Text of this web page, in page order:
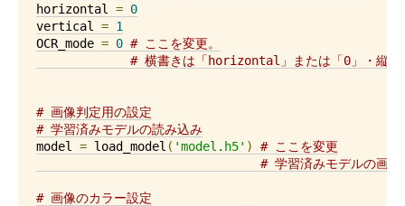
horizontal = 0
vertical = 1
OCR_mode = 0 # ここを変更。
# 横書きは「horizontal」または「0」・縦
# 画像判定用の設定
# 学習済みモデルの読み込み
model = load_model ( 'model.h5' )
# ここを変更
# 学習済みモデルの画像
# 画像のカラー設定